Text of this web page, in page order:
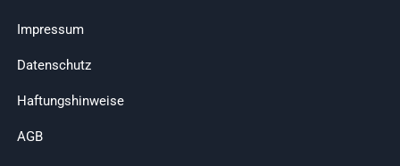
Impressum
Datenschutz
Haftungshinweise
AGB